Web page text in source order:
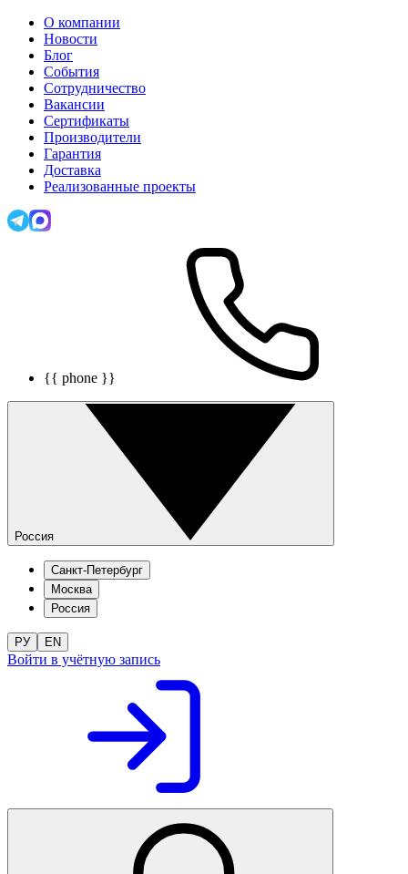
О компании
Новости
Блог
События
Сотрудничество
Вакансии
Сертификаты
Производители
Гарантия
Доставка
Реализованные проекты
{{ phone }}
Россия
Санкт-Петербург
Москва
Россия
РУ EN
Войти в учётную запись